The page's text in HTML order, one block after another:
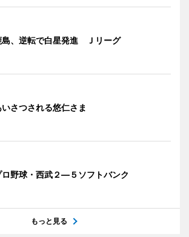
島、逆転で白星発進 Ｊリーグ
いさつされる悠仁さま
ロ野球・西武２―５ソフトバンク
もっと見る